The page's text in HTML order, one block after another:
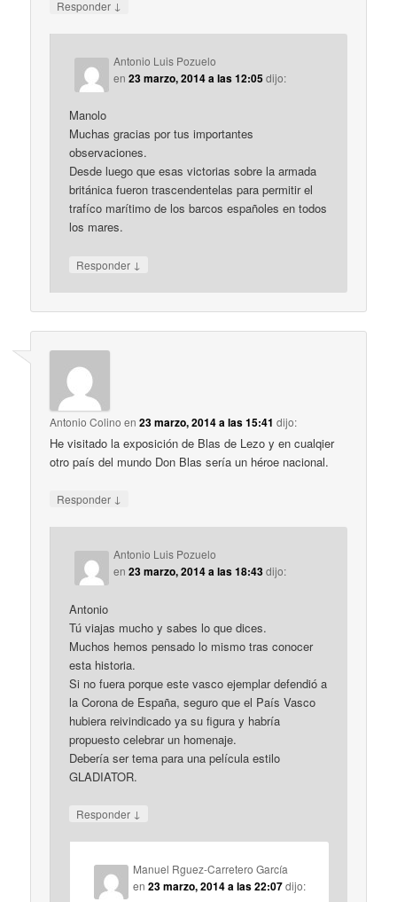
Responder ↓
Antonio Luis Pozuelo
en23 marzo, 2014 a las 12:05dijo:
Manolo
Muchas gracias por tus importantes
observaciones.
Desde luego que esas victorias sobre la armada
británica fueron trascendentelas para permitir el
trafíco marítimo de los barcos españoles en todos
los mares.
Responder ↓
Antonio Colino en23 marzo, 2014 a las 15:41 dijo:
He visitado la exposición de Blas de Lezo y en cualqier
otro país del mundo Don Blas sería un héroe nacional.
Responder ↓
Antonio Luis Pozuelo
en23 marzo, 2014 a las 18:43dijo:
Antonio
Tú viajas mucho y sabes lo que dices.
Muchos hemos pensado lo mismo tras conocer
esta historia.
Si no fuera porque este vasco ejemplar defendió a
la Corona de España, seguro que el País Vasco
hubiera reivindicado ya su figura y habría
propuesto celebrar un homenaje.
Debería ser tema para una película estilo
GLADIATOR.
Responder ↓
Manuel Rguez-Carretero García
en23 marzo, 2014 a las 22:07 dijo: